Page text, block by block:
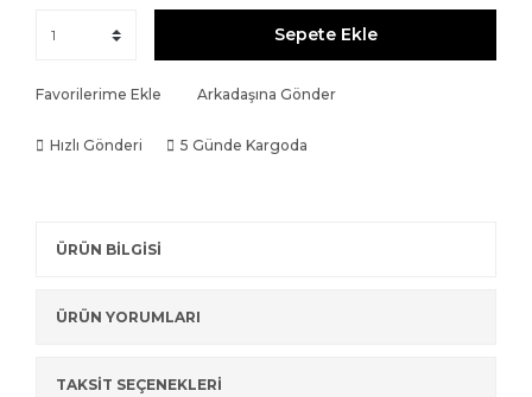
Sepete Ekle
Favorilerime Ekle Arkadaşına Gönder
Hızlı Gönderi 5 Günde Kargoda
ÜRÜN BİLGİSİ
ÜRÜN YORUMLARI
TAKSİT SEÇENEKLERİ